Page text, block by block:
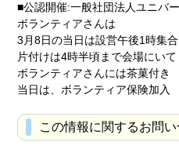
■公認開催:一般社団法人ユニバ
ボランティアさんは
3月8日の当日は設営午後1時集合
片付けは4時半頃まで会場にい
ボランティアさんには茶菓付き
当日は、ボランティア保険加入
この情報に関するお問